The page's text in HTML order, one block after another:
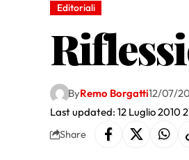
Editoriali
Last updated: 12 Luglio 2010
ByRemo Borgatti12/07/
Share